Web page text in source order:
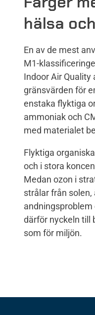
hälsa
En av de mest
M1-
Indoor Air
gränsvärden för
enstaka flyktiga
ammoniak och
med materialet
Flyktiga
och i stora
Medan ozon i
strålar från
andningsproblem
därför nyckeln till
som för miljön.